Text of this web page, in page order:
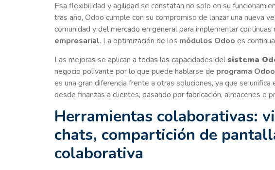
Esa flexibilidad y agilidad se constatan no solo en su
tras año, Odoo cumple con su compromiso de lanzar una nueva
comunidad y del mercado en general para implementar continuas
empresarial. La optimización de los módulos Odoo es
Las mejoras se aplican a todas las capacidades del sistema
negocio polivante por lo que puede hablarse de programa
es una gran diferencia frente a otras soluciones, ya que se
desde finanzas a clientes, pasando por fabricación, almacenes o
Herramientas colaborativas:
chats, compartición de
colaborativa